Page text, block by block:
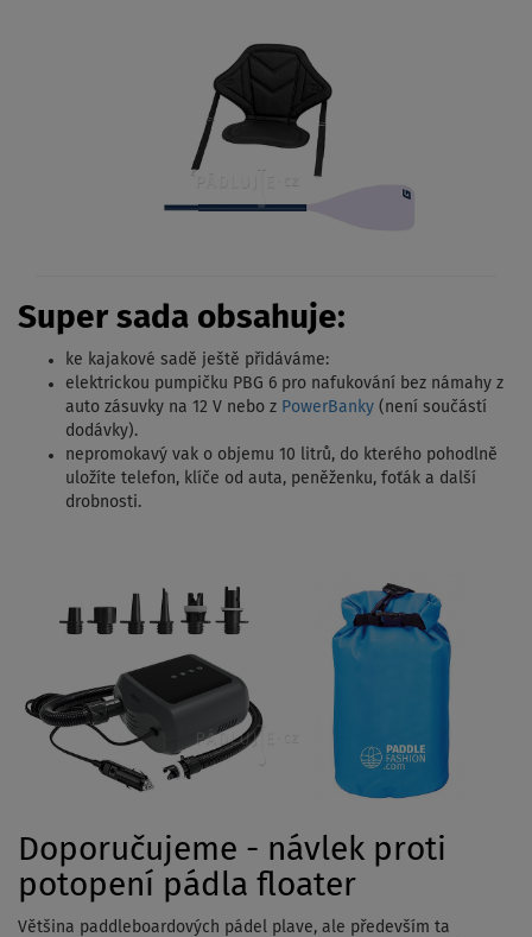
Super sada obsahuje:
ke kajakové sadě ještě přidáváme:
elektrickou pumpičku PBG 6 pro nafukování bez námahy z
auto zásuvky na 12 V nebo z PowerBanky (není součástí
dodávky).
nepromokavý vak o objemu 10 litrů, do kterého pohodlně
uložíte telefon, klíče od auta, peněženku, foťák a další
drobnosti.
Doporučujeme - návlek proti
potopení pádla floater
Většina paddleboardových pádel plave, ale především ta